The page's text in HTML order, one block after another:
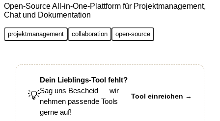
Open-Source All-in-One-Plattform für Projektmanagement,
Chat und Dokumentation
projektmanagement collaboration open-source
💡
Dein Lieblings-Tool fehlt?
Sag uns Bescheid — wir
nehmen passende Tools
gerne auf!
Tool einreichen →